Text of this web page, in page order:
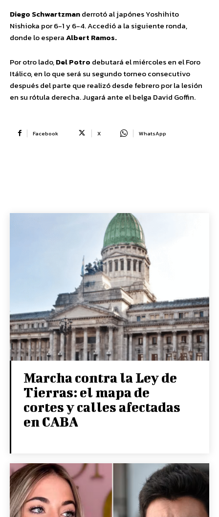
Diego Schwartzmanderrotó al japónes Yoshihito
Nishioka por 6-1 y 6-4. Accedió a la siguiente ronda,
donde lo esperaAlbert Ramos.
Por otro lado,Del Potro debutará el miércoles en el Foro
Itálico, en lo que será su segundo torneo consecutivo
después del parte que realizó desde febrero por la lesión
en su rótula derecha. Jugará ante el belga David Goffin.
Facebook X WhatsApp
Marcha contra la Ley de
Tierras: el mapa de
cortes y calles afectadas
en CABA